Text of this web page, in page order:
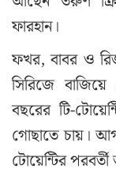
ফারহান।
ফখর, বাবর ও
সিরিজে
বছরের টি-
গোছাতে চায়।
টোয়েন্টির